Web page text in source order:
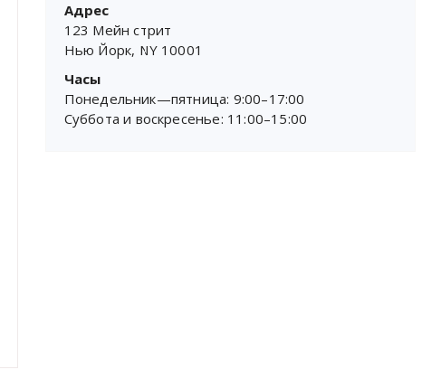
Адрес
123 Мейн стрит
Нью Йорк, NY 10001
Часы
Понедельник—пятница: 9:00–17:00
Суббота и воскресенье: 11:00–15:00